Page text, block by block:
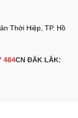
Thới Hiệp, TP. Hồ
484CN ĐĂK LĂK: